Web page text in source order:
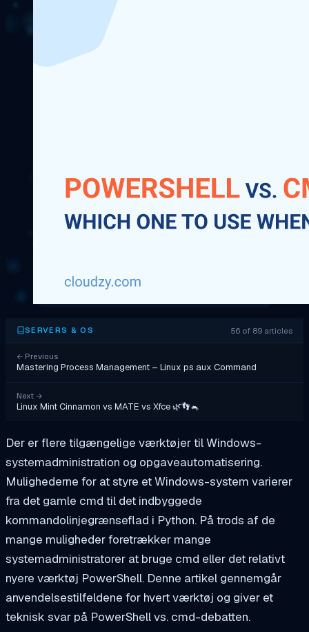
SERVERS & OS 56 of 89 articles
← Previous
Mastering Process Management – Linux ps aux Command
Next →
Linux Mint Cinnamon vs MATE vs Xfce 🌿👣🐁
Der er flere tilgængelige værktøjer til Windows-
systemadministration og opgaveautomatisering.
Mulighederne for at styre et Windows-system varierer
fra det gamle cmd til det indbyggede
kommandolinjegrænseflad i Python. På trods af de
mange muligheder foretrækker mange
systemadministratorer at bruge cmd eller det relativt
nyere værktøj PowerShell. Denne artikel gennemgår
anvendelsestilfeldene for hvert værktøj og giver et
teknisk svar på PowerShell vs. cmd-debatten.